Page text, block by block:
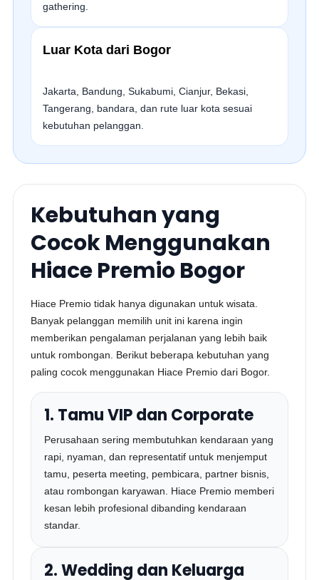
gathering.
Luar Kota dari Bogor
Jakarta, Bandung, Sukabumi, Cianjur, Bekasi,
Tangerang, bandara, dan rute luar kota sesuai
kebutuhan pelanggan.
Kebutuhan yang
Cocok Menggunakan
Hiace Premio Bogor
Hiace Premio tidak hanya digunakan untuk wisata.
Banyak pelanggan memilih unit ini karena ingin
memberikan pengalaman perjalanan yang lebih baik
untuk rombongan. Berikut beberapa kebutuhan yang
paling cocok menggunakan Hiace Premio dari Bogor.
1. Tamu VIP dan Corporate
Perusahaan sering membutuhkan kendaraan yang
rapi, nyaman, dan representatif untuk menjemput
tamu, peserta meeting, pembicara, partner bisnis,
atau rombongan karyawan. Hiace Premio memberi
kesan lebih profesional dibanding kendaraan
standar.
2. Wedding dan Keluarga